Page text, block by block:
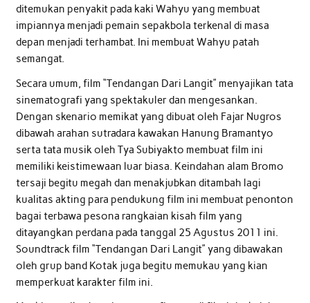
ditemukan penyakit pada kaki Wahyu yang membuat
impiannya menjadi pemain sepakbola terkenal di masa
depan menjadi terhambat. Ini membuat Wahyu patah
semangat.
Secara umum, film “Tendangan Dari Langit” menyajikan tata
sinematografi yang spektakuler dan mengesankan.
Dengan skenario memikat yang dibuat oleh Fajar Nugros
dibawah arahan sutradara kawakan Hanung Bramantyo
serta tata musik oleh Tya Subiyakto membuat film ini
memiliki keistimewaan luar biasa. Keindahan alam Bromo
tersaji begitu megah dan menakjubkan ditambah lagi
kualitas akting para pendukung film ini membuat penonton
bagai terbawa pesona rangkaian kisah film yang
ditayangkan perdana pada tanggal 25 Agustus 2011 ini.
Soundtrack film “Tendangan Dari Langit” yang dibawakan
oleh grup band Kotak juga begitu memukau yang kian
memperkuat karakter film ini.